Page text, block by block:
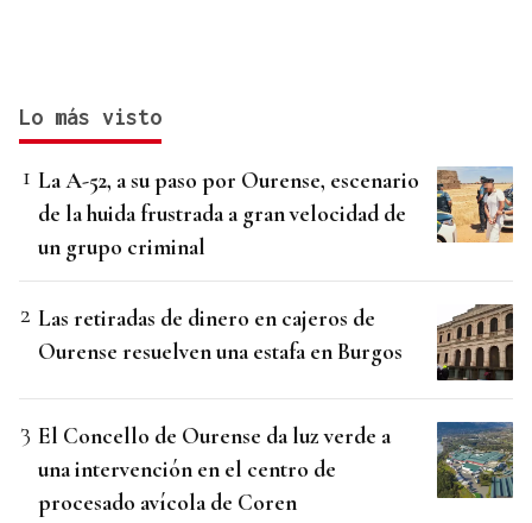
Lo más visto
La A-52, a su paso por Ourense, escenario
de la huida frustrada a gran velocidad de
un grupo criminal
Las retiradas de dinero en cajeros de
Ourense resuelven una estafa en Burgos
El Concello de Ourense da luz verde a
una intervención en el centro de
procesado avícola de Coren